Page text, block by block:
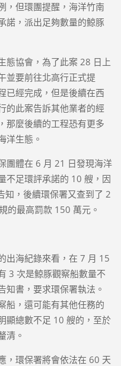
，但環團提醒，海洋竹南
諾，派出足夠數量的鯨豚
態協會，為了此案 28 日上
並要前往北高行正式提
已經完成，但是後續在西
的此案告訴其他業者的經
那麼後續的工程恐有更多
洋生態。
團體在 6 月 21 日發現海洋
不足環評承諾的 10 艘，因
知，後續環保署又查到了 2
的最高罰款 150 萬元。
出海紀錄來看，在 7 月 15
3 次是鯨豚觀察船數量不
知書，要求環保署執法。
船，還可能有其他任務的
顯總數不足 10 艘的，至於
清。
，環保署將會依法在 60 天